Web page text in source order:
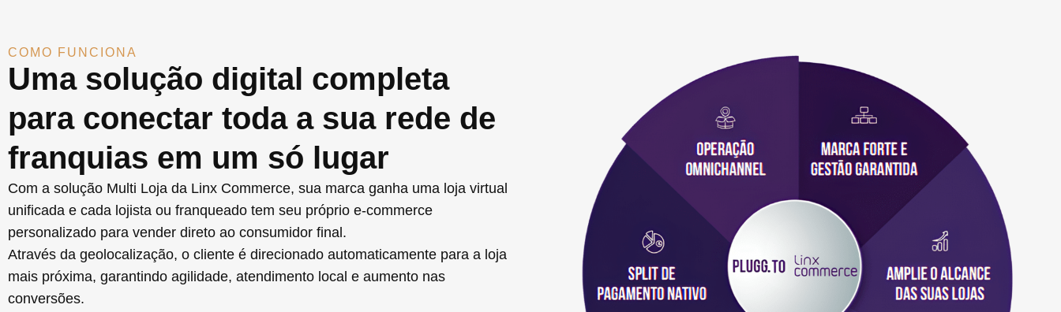
COMO FUNCIONA
Uma solução digital completa
para conectar toda a sua rede de
franquias em um só lugar
Com a solução Multi Loja da Linx Commerce, sua marca ganha uma loja virtual
unificada e cada lojista ou franqueado tem seu próprio e-commerce
personalizado para vender direto ao consumidor final.
Através da geolocalização, o cliente é direcionado automaticamente para a loja
mais próxima, garantindo agilidade, atendimento local e aumento nas
conversões.